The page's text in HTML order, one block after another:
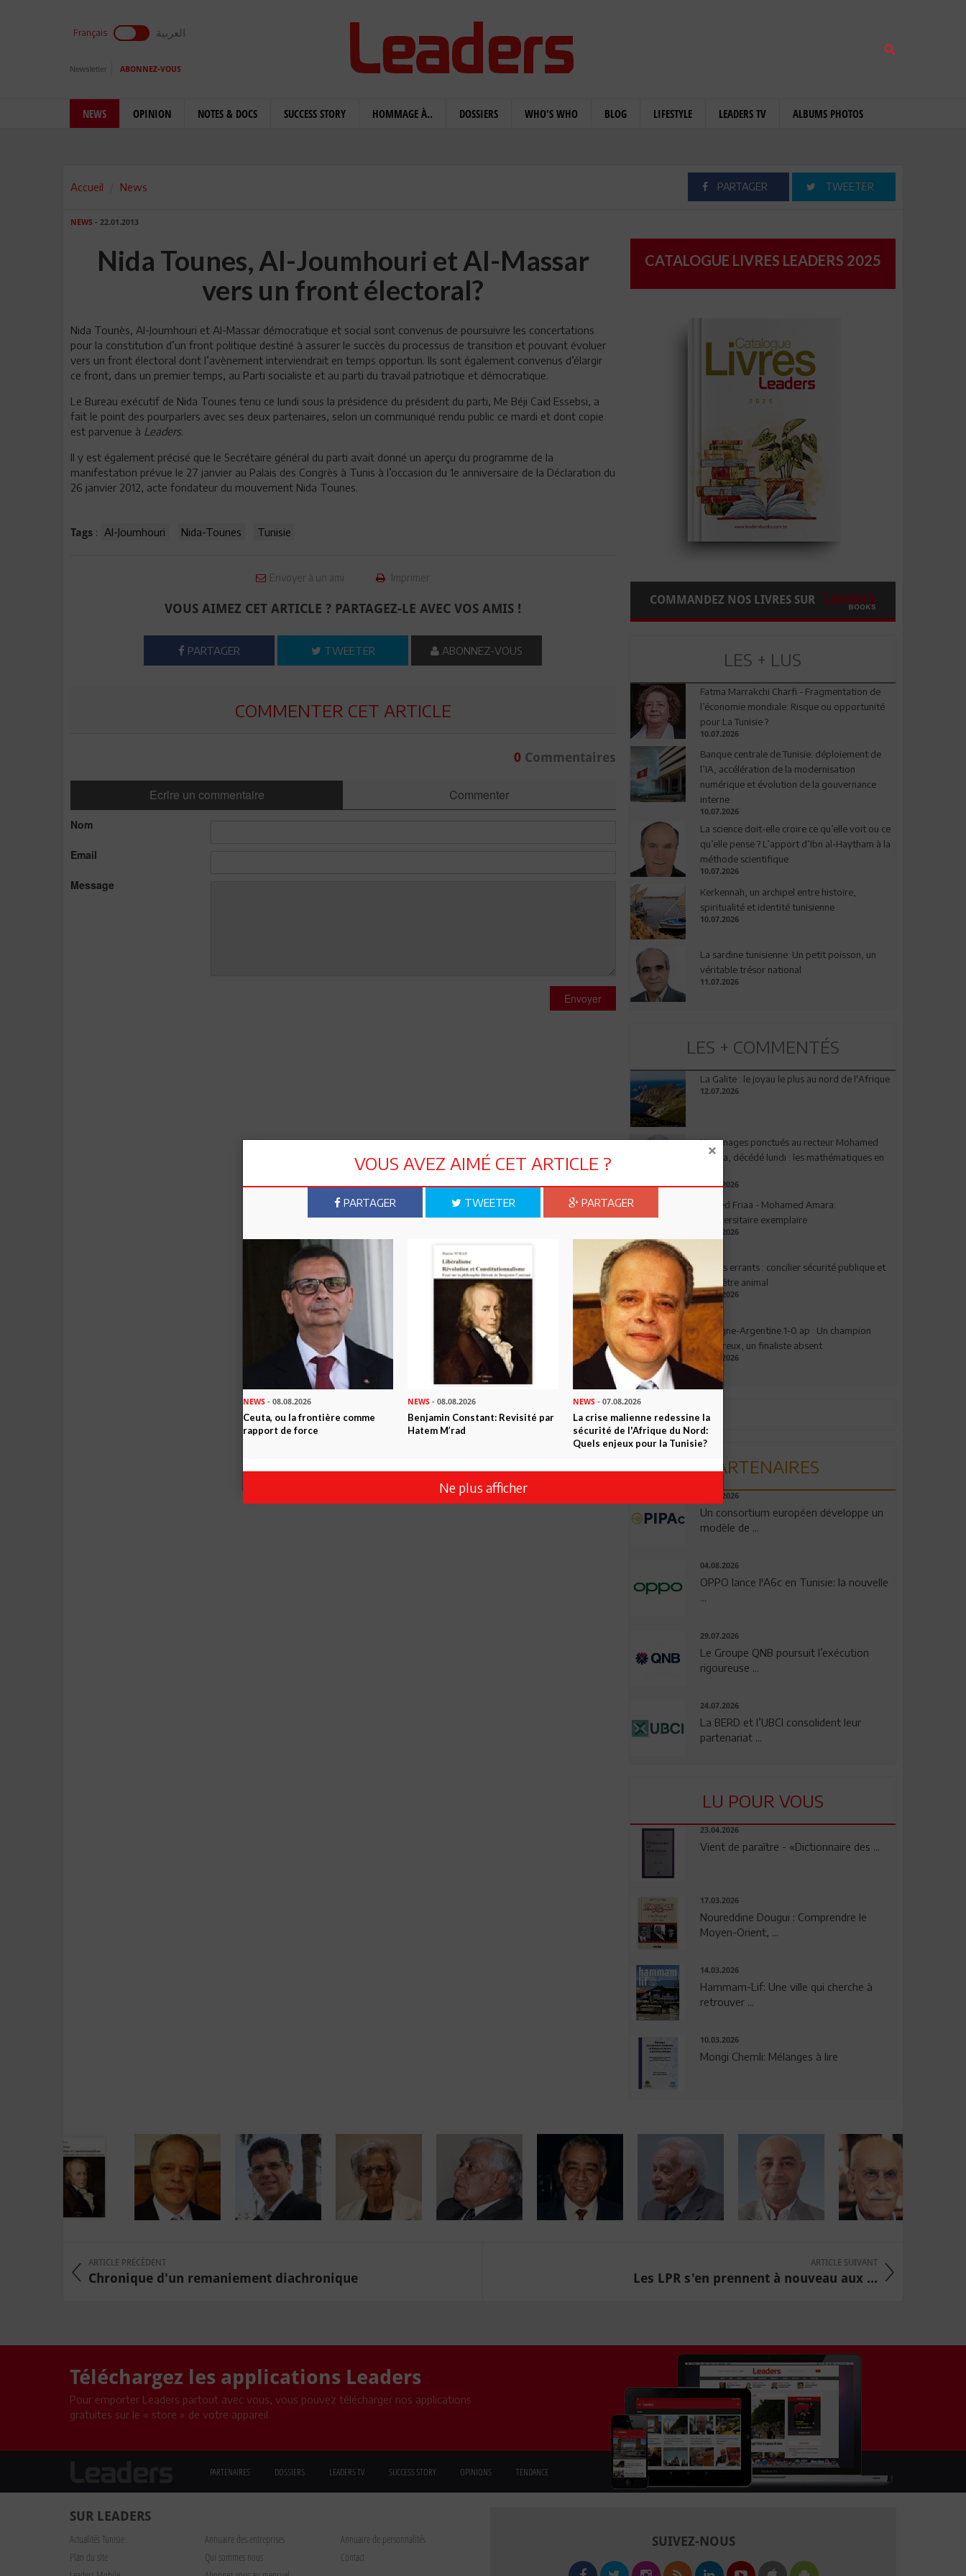
Français العربية
Newsletter ABONNEZ-VOUS
NEWS OPINION NOTES & DOCS SUCCESS STORY HOMMAGE À.. DOSSIERS WHO'S WHO BLOG LIFESTYLE LEADERS TV ALBUMS PHOTOS
Accueil News PARTAGER TWEETER
NEWS - 22.01.2013
Nida Tounes, Al-Joumhouri et Al-Massar
vers un front électoral?
Nida Tounès, Al-Joumhouri et Al-Massar démocratique et social sont convenus de poursuivre les concertations
pour la constitution d’un front politique destiné à assurer le succès du processus de transition et pouvant évoluer
vers un front électoral dont l’avènement interviendrait en temps opportun. Ils sont également convenus d’élargir
ce front, dans un premier temps, au Parti socialiste et au parti du travail patriotique et démocratique.
Le Bureau exécutif de Nida Tounes tenu ce lundi sous la présidence du président du parti, Me Béji Caïd Essebsi, a
fait le point des pourparlers avec ses deux partenaires, selon un communiqué rendu public ce mardi et dont copie
est parvenue à Leaders.
Il y est également précisé que le Secrétaire général du parti avait donné un aperçu du programme de la
manifestation prévue le 27 janvier au Palais des Congrès à Tunis à l’occasion du 1e anniversaire de la Déclaration du
26 janvier 2012, acte fondateur du mouvement Nida Tounes.
Tags : Al-Joumhouri Nida-Tounes Tunisie
Envoyer à un ami Imprimer
VOUS AIMEZ CET ARTICLE ? PARTAGEZ-LE AVEC VOS AMIS !
PARTAGER TWEETER ABONNEZ-VOUS
COMMENTER CET ARTICLE
0Commentaires
Ecrire un commentaire Commenter
Nom
Email
Message
Envoyer
CATALOGUE LIVRES LEADERS 2025
COMMANDEZ NOS LIVRES SUR
LES + LUS
Fatma Marrakchi Charfi - Fragmentation de
l’économie mondiale: Risque ou opportunité
pour La Tunisie ?
10.07.2026
Banque centrale de Tunisie: déploiement de
l’IA, accélération de la modernisation
numérique et évolution de la gouvernance
interne
10.07.2026
La science doit-elle croire ce qu’elle voit ou ce
qu’elle pense ? L’apport d’Ibn al-Haytham à la
méthode scientifique
10.07.2026
Kerkennah, un archipel entre histoire,
spiritualité et identité tunisienne
10.07.2026
La sardine tunisienne: Un petit poisson, un
véritable trésor national
11.07.2026
LES + COMMENTÉS
La Galite : le joyau le plus au nord de l'Afrique
12.07.2026
Hommages ponctués au recteur Mohamed
Amara, décédé lundi : les mathématiques en
03.08.2026
Ahmed Friaa - Mohamed Amara:
l’Universitaire exemplaire
04.08.2026
Chiens errants : concilier sécurité publique et
bien-être animal
17.07.2026
Espagne-Argentine 1-0 ap : Un champion
valeureux, un finaliste absent
19.07.2026
PARTENAIRES
06.08.2026
Un consortium européen développe un
modèle de ...
04.08.2026
OPPO lance l'A6c en Tunisie: la nouvelle
...
29.07.2026
Le Groupe QNB poursuit l’exécution
rigoureuse ...
24.07.2026
La BERD et l’UBCI consolident leur
partenariat ...
LU POUR VOUS
23.04.2026
Vient de paraître - «Dictionnaire des ...
17.03.2026
Noureddine Dougui : Comprendre le
Moyen-Orient, ...
14.03.2026
Hammam-Lif: Une ville qui cherche à
retrouver ...
10.03.2026
Mongi Chemli: Mélanges à lire
ARTICLE PRÉCÉDENT
Chronique d'un remaniement diachronique
ARTICLE SUIVANT
Les LPR s'en prennent à nouveau aux ...
Téléchargez les applications Leaders
Pour emporter Leaders partout avec vous, vous pouvez télécharger nos applications
gratuites sur le « store » de votre appareil.
PARTENAIRES DOSSIERS LEADERS TV SUCCESS STORY OPINIONS TENDANCE
SUR LEADERS
Actualités Tunisie Annuaire des entreprises
Annuaire de personnalités
Plan du site
Qui sommes nous
Contact
SUIVEZ-NOUS
VOUS AVEZ AIMÉ CET ARTICLE ?
PARTAGER TWEETER PARTAGER
NEWS - 08.08.2026
Ceuta, ou la frontière comme
rapport de force
NEWS - 08.08.2026
Benjamin Constant: Revisité par
Hatem M’rad
NEWS- 07.08.2026
La crise malienne redessine la
sécurité de l'Afrique du Nord:
Quels enjeux pour la Tunisie?
Ne plus afficher